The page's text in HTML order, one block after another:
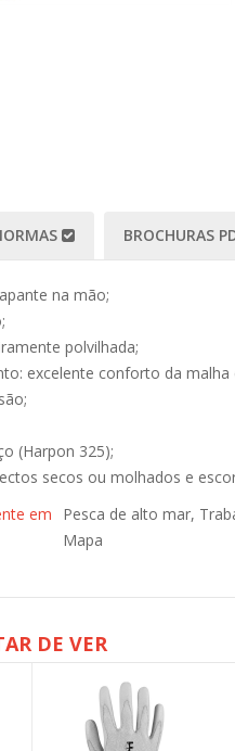
BROCHURAS
na mão;
polvilhada;
excelente conforto da
(Harpon 325);
secos ou molhados e
em
Pesca de alto mar,
Mapa
DE VER